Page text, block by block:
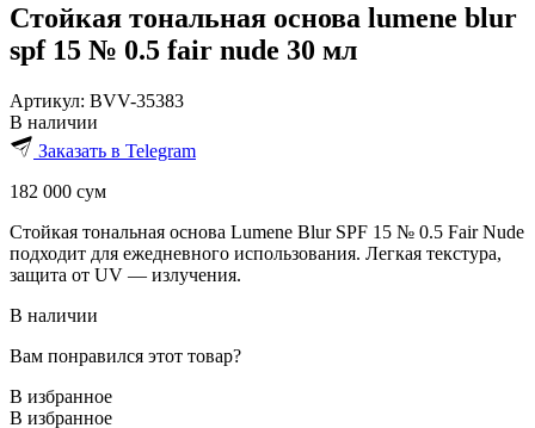
Стойкая тональная основа lumene blur
spf 15 № 0.5 fair nude 30 мл
Артикул: BVV-35383
В наличии
Заказать в Telegram
182 000 сум
Стойкая тональная основа Lumene Blur SPF 15 № 0.5 Fair Nude
подходит для ежедневного использования. Легкая текстура,
защита от UV — излучения.
В наличии
Вам понравился этот товар?
В избранное
В избранное